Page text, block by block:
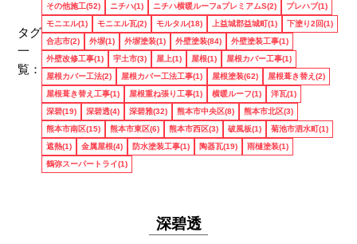
施工実績
タグ
一
覧：
その他施工(52)
ニチハ(1) ニチハ横暖ルーフaプレミアムS(2)
プレハブ(1)
モニエル(1)
モニエル瓦(2) モルタル(18) 上益城郡益城町(1)
下塗り2回(1)
合志市(2)
外塀(1) 外塀塗装(1) 外壁塗装(84)
外壁塗装工事(1)
外壁改修工事(1)
宇土市(3) 屋上(1) 屋根(1)
屋根カバー工事(1)
屋根カバー工法(2)
屋根カバー工法工事(1) 屋根塗装(62)
屋根葺き替え(2)
屋根葺き替え工事(1)
屋根重ね張り工事(1) 横暖ルーフ(1)
洋瓦(1)
深碧(19)
深碧透(4) 深碧雅(32) 熊本市中央区(8)
熊本市北区(3)
熊本市南区(15)
熊本市東区(6) 熊本市西区(3) 破風板(1)
菊池市泗水町(1)
遮熱(1)
金属屋根(4) 防水塗装工事(1) 陶器瓦(19)
雨樋塗装(1)
鶴弥スーパートライ(1)
深碧透